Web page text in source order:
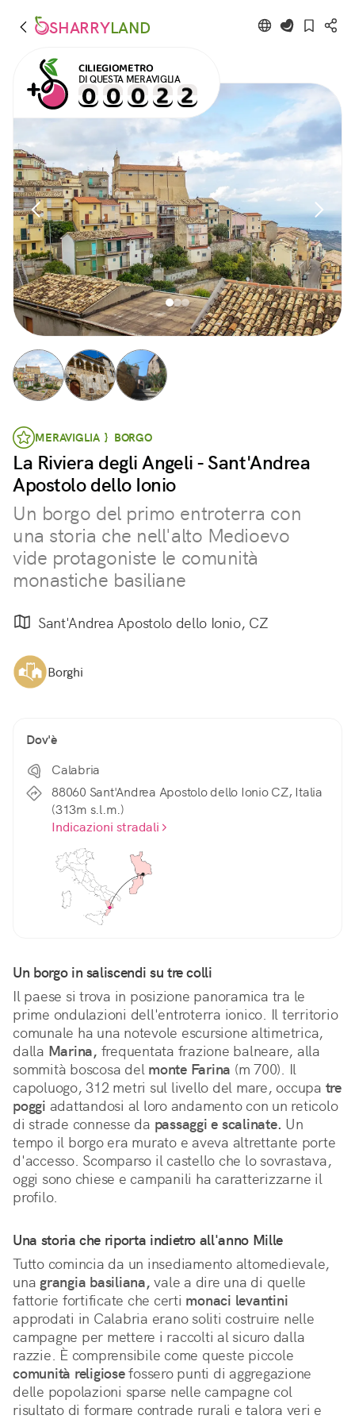
SHARRYLAND
CILIEGIOMETRO
DI QUESTA MERAVIGLIA
MERAVIGLIA } BORGO
La Riviera degli Angeli - Sant'Andrea
Apostolo dello Ionio
Un borgo del primo entroterra con
una storia che nell'alto Medioevo
vide protagoniste le comunità
monastiche basiliane
Sant'Andrea Apostolo dello Ionio, CZ
Borghi
Dov'è
Calabria
88060 Sant'Andrea Apostolo dello Ionio CZ, Italia
(313m s.l.m.)
Indicazioni stradali
Un borgo in saliscendi su tre colli
Il paese si trova in posizione panoramica tra le
prime ondulazioni dell'entroterra ionico. Il territorio
comunale ha una notevole escursione altimetrica,
dalla Marina, frequentata frazione balneare, alla
sommità boscosa del monte Farina (m 700). Il
capoluogo, 312 metri sul livello del mare, occupa tre
poggi adattandosi al loro andamento con un reticolo
di strade connesse da passaggi e scalinate. Un
tempo il borgo era murato e aveva altrettante porte
d'accesso. Scomparso il castello che lo sovrastava,
oggi sono chiese e campanili ha caratterizzarne il
profilo.
Una storia che riporta indietro all'anno Mille
Tutto comincia da un insediamento altomedievale,
una grangia basiliana, vale a dire una di quelle
fattorie fortificate che certi monaci levantini
approdati in Calabria erano soliti costruire nelle
campagne per mettere i raccolti al sicuro dalla
comunità religiose fossero punti di aggregazione
delle popolazioni sparse nelle campagne col
risultato di formare contrade rurali e talora veri e